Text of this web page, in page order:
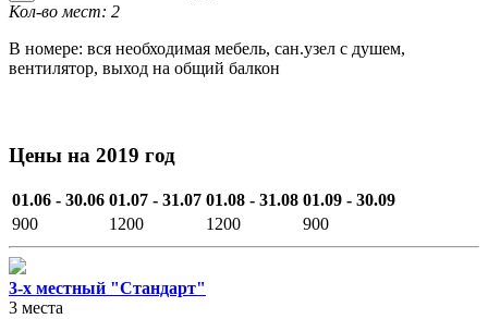
Кол-во мест: 2
В номере: вся необходимая мебель, сан.узел с душем,
вентилятор, выход на общий балкон
Цены на 2019 год
01.06 - 30.06 01.07 - 31.07 01.08 - 31.08 01.09 - 30.09
900
1200 1200 900
3-х местный "Стандарт"
3 места